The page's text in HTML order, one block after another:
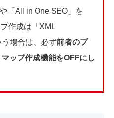
「All in One SEO」を
作成は「XML
場合は、必ず前者のプ
ップ作成機能をOFFにし